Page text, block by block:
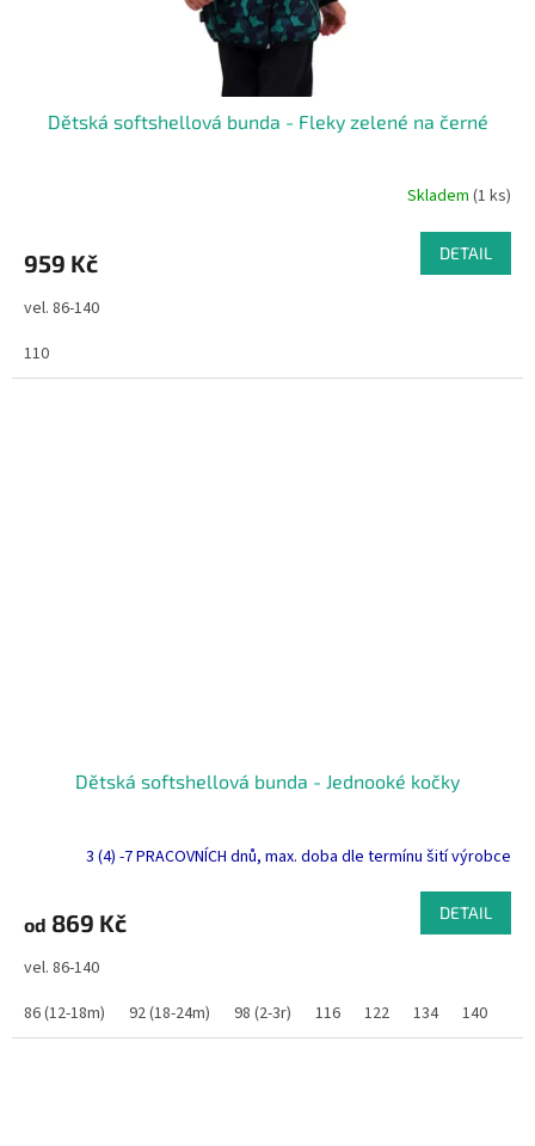
Dětská softshellová bunda - Fleky zelené na černé
Skladem (1 ks)
959 Kč DETAIL
vel. 86-140
110
Dětská softshellová bunda - Jednooké kočky
3 (4) -7 PRACOVNÍCH dnů, max. doba dle termínu šití výrobce
od 869 Kč DETAIL
vel. 86-140
86 (12-18m)
92 (18-24m) 98 (2-3r) 116 122 134 140